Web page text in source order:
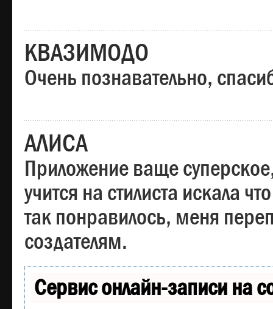
КВАЗИМОДО
Очень познавательно,
АЛИСА
Приложение ваще
учится на стилиста искала
так понравилось, меня
создателям.
Сервис онлайн-записи на